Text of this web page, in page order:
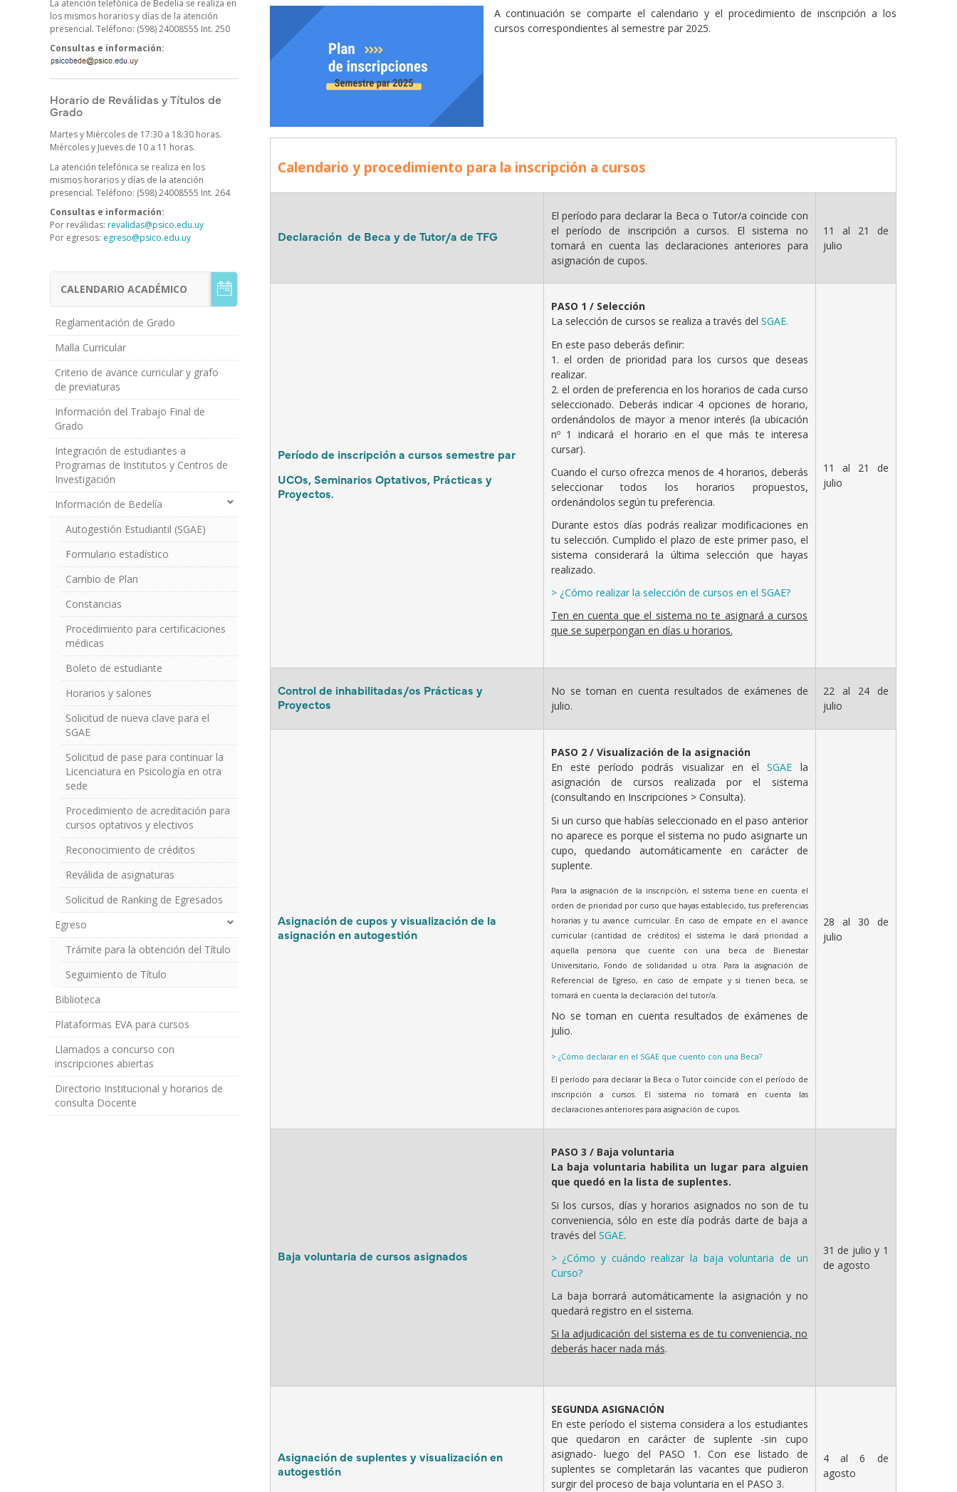
La atención telefónica de Bedelía se realiza en
los mismos horarios y días de la atención
presencial. Teléfono: (598) 24008555 Int. 250
Consultas e información:
Horario de Reválidas y Títulos de
Grado
Martes y Miércoles de 17:30 a 18:30 horas.
Miércoles y Jueves de 10 a 11 horas.
La atención telefónica se realiza en los
mismos horarios y días de la atención
presencial. Teléfono: (598) 24008555 Int. 264
Consultas e información:
Por reválidas: revalidas@psico.edu.uy
Por egresos: egreso@psico.edu.uy
Menú
Estudiantes
de
Grado
CALENDARIO ACADÉMICO
Reglamentación de Grado
Malla Curricular
Criterio de avance curricular y grafo
de previaturas
Información del Trabajo Final de
Grado
Integración de estudiantes a
Programas de Institutos y Centros de
Investigación
Información de Bedelía
Autogestión Estudiantil (SGAE)
Formulario estadístico
Cambio de Plan
Constancias
Procedimiento para certificaciones
médicas
Boleto de estudiante
Horarios y salones
Solicitud de nueva clave para el
SGAE
Solicitud de pase para continuar la
Licenciatura en Psicología en otra
sede
Procedimiento de acreditación para
cursos optativos y electivos
Reconocimiento de créditos
Reválida de asignaturas
Solicitud de Ranking de Egresados
Egreso
Trámite para la obtención del Título
Seguimiento de Título
Biblioteca
Plataformas EVA para cursos
Llamados a concurso con
inscripciones abiertas
Directorio Institucional y horarios de
consulta Docente
Imagen/Afiche
A continuación se comparte el calendario y el procedimiento de inscripción a los
cursos correspondientes al semestre par 2025.
Calendario y procedimiento para la inscripción a cursos
Declaración de Beca y de Tutor/a de TFG
El período para declarar la Beca o Tutor/a coincide con
el período de inscripción a cursos. El sistema no
tomará en cuenta las declaraciones anteriores para
asignación de cupos.
11 al 21 de
julio
Período de inscripción a cursos semestre par
UCOs, Seminarios Optativos, Prácticas y
Proyectos.
PASO 1 / Selección
La selección de cursos se realiza a través del SGAE.
En este paso deberás definir:
1. el orden de prioridad para los cursos que deseas
realizar.
2. el orden de preferencia en los horarios de cada curso
seleccionado. Deberás indicar 4 opciones de horario,
ordenándolos de mayor a menor interés (la ubicación
nº 1 indicará el horario en el que más te interesa
cursar).
Cuando el curso ofrezca menos de 4 horarios, deberás
seleccionar todos los horarios propuestos,
ordenándolos según tu preferencia.
Durante estos días podrás realizar modificaciones en
tu selección. Cumplido el plazo de este primer paso, el
sistema considerará la última selección que hayas
realizado.
> ¿Cómo realizar la selección de cursos en el SGAE?
Ten en cuenta que el sistema no te asignará a cursos
que se superpongan en días u horarios.
11 al 21 de
julio
Control de inhabilitadas/os Prácticas y
Proyectos
No se toman en cuenta resultados de exámenes de
julio.
22 al 24 de
julio
Asignación de cupos y visualización de la
asignación en autogestión
PASO 2 / Visualización de la asignación
En este período podrás visualizar en elSGAE la
asignación de cursos realizada por el sistema
(consultando en Inscripciones > Consulta).
Si un curso que habías seleccionado en el paso anterior
no aparece es porque el sistema no pudo asignarte un
cupo, quedando automáticamente en carácter de
suplente.
Para la asignación de la inscripción, el sistema tiene en cuenta el
orden de prioridad por curso que hayas establecido, tus preferencias
horarias y tu avance curricular. En caso de empate en el avance
curricular (cantidad de créditos) el sistema le dará prioridad a
aquella persona que cuente con una beca de Bienestar
Universitario, Fondo de solidaridad u otra. Para la asignación de
Referencial de Egreso, en caso de empate y si tienen beca, se
tomará en cuenta la declaración del tutor/a.
No se toman en cuenta resultados de exámenes de
julio.
> ¿Cómo declarar en el SGAE que cuento con una Beca?
El período para declarar la Beca o Tutor coincide con el período de
inscripción a cursos. El sistema no tomará en cuenta las
declaraciones anteriores para asignación de cupos.
28 al 30 de
julio
Baja voluntaria de cursos asignados
PASO 3 / Baja voluntaria
La baja voluntaria habilita un lugar para alguien
que quedó en la lista de suplentes.
Si los cursos, días y horarios asignados no son de tu
conveniencia, sólo en este día podrás darte de baja a
través del SGAE.
> ¿Cómo y cuándo realizar la baja voluntaria de un
Curso?
La baja borrará automáticamente la asignación y no
quedará registro en el sistema.
Si la adjudicación del sistema es de tu conveniencia, no
deberás hacer nada más.
31 de julio y 1
de agosto
Asignación de suplentes y visualización en
autogestión
SEGUNDA ASIGNACIÓN
En este período el sistema considera a los estudiantes
que quedaron en carácter de suplente -sin cupo
asignado- luego del PASO 1. Con ese listado de
suplentes se completarán las vacantes que pudieron
surgir del proceso de baja voluntaria en el PASO 3.
4 al 6 de
agosto